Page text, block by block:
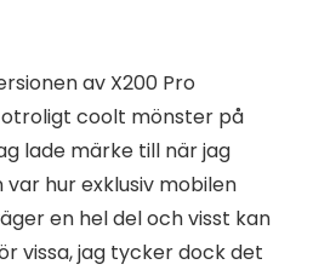
av X200 Pro
coolt mönster på
lade märke till när jag
hur exklusiv mobilen
en hel del och visst kan
vissa, jag tycker dock det